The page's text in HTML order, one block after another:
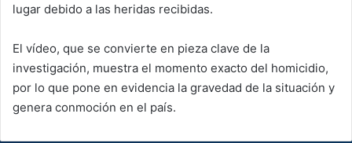
lugar debido a las heridas recibidas.
El vídeo, que se convierte en pieza clave de la
investigación, muestra el momento exacto del homicidio,
por lo que pone en evidencia la gravedad de la situación y
genera conmoción en el país.